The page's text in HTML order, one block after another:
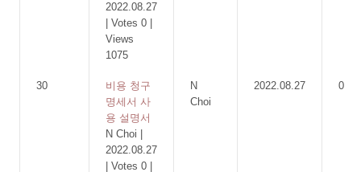
2022.08.27
Votes 0
Views
1075
30
비용 청구
명세서 사
용 설명서
N Choi
2022.08.27
Votes 0
N
Choi
2022.08.27 0